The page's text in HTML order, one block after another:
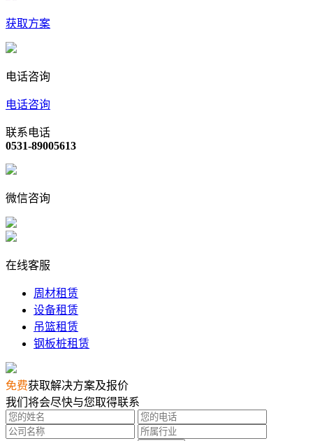
获取方案
电话咨询
电话咨询
联系电话
0531-89005613
微信咨询
在线客服
周材租赁
设备租赁
吊篮租赁
钢板桩租赁
免费获取解决方案及报价
我们将会尽快与您取得联系